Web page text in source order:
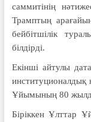
саммитінің
Трамптың
бейбітшілік
білдірді.
Екінші айтулы
институционалдық
Ұйымының 80
Біріккен Ұлттар